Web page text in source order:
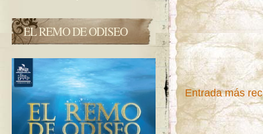
EL REMO DE ODISEO
Entrada más